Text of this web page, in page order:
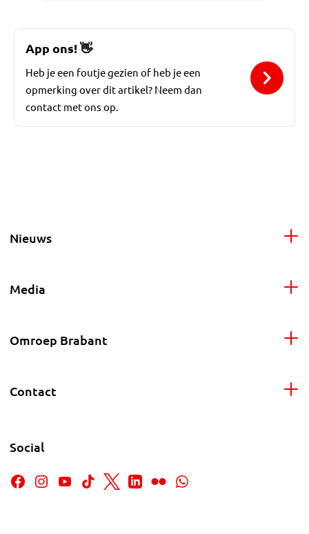
App ons!👋
Heb je een foutje gezien of heb je een
opmerking over dit artikel? Neem dan
contact met ons op.
Nieuws
Media
Omroep Brabant
Contact
Social